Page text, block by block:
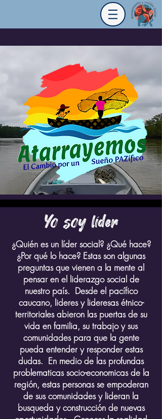
Yo soy líder
¿Quién es un líder social? ¿Qué hace?
¿Por qué lo hace? Estas son algunas
preguntas que vienen a la mente al
pensar en el liderazgo social de
nuestro país. Desde el pacífico
caucano, lideres y lideresas étnico-
territoriales abieron las puertas de su
vida en familia, su trabajo y sus
comunidades para que la gente
pueda entender y responder estas
dudas. En medio de las profundas
problematicas socio-economicas de la
región, estas personas se empoderan
de sus comunidades y lideran la
busqueda y construcción de nuevas